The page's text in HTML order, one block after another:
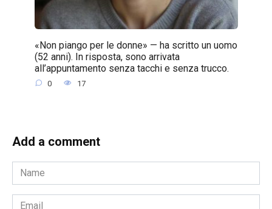
«Non piango per le donne» — ha scritto un uomo
(52 anni). In risposta, sono arrivata
all’appuntamento senza tacchi e senza trucco.
0 17
Add a comment
Name
*
Email